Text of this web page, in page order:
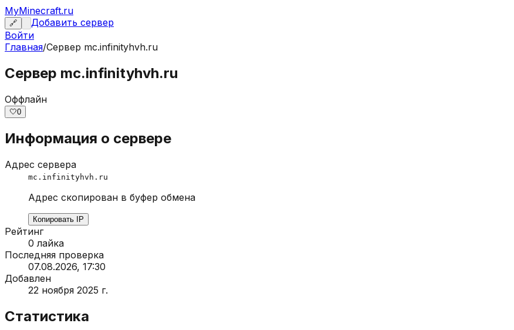
MyMinecraft.ru
🔗
Добавить сервер
Войти
Главная/Сервер mc.infinityhvh.ru
Сервер mc.infinityhvh.ru
Оффлайн
🤍0
Информация о сервере
Адрес сервера
mc.infinityhvh.ru
Адрес скопирован в буфер обмена
Копировать IP
Рейтинг
0 лайка
Последняя проверка
07.08.2026, 17:30
Добавлен
22 ноября 2025 г.
Статистика